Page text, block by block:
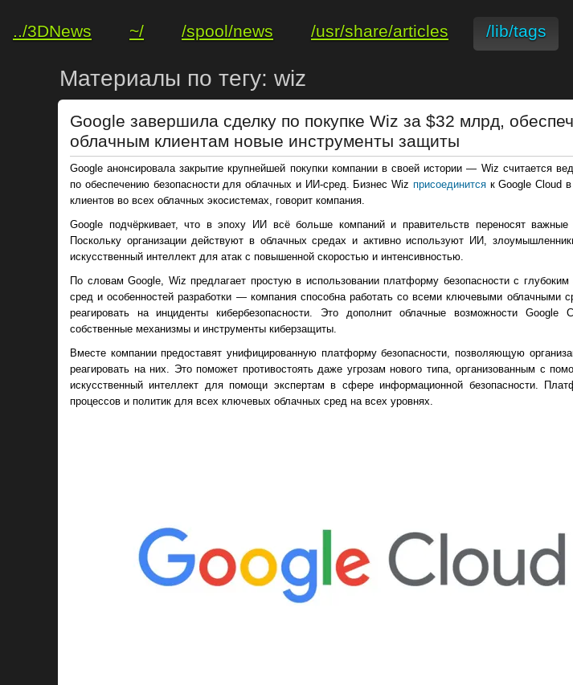
../3DNews ~/ /spool/news /usr/share/articles /lib/tags
Материалы по тегу: wiz
Google завершила сделку по покупке Wiz за $32 млрд,
облачным клиентам новые инструменты защиты
Google анонсировала закрытие крупнейшей покупки компании в своей истории — Wiz считается
по обеспечению безопасности для облачных и ИИ-сред. Бизнес Wiz присоединитсяк Google Cloud
клиентов во всех облачных экосистемах, говорит компания.
Google подчёркивает, что в эпоху ИИ всё больше компаний и правительств переносят
Поскольку организации действуют в облачных средах и активно используют ИИ,
искусственный интеллект для атак с повышенной скоростью и интенсивностью.
По словам Google, Wiz предлагает простую в использовании платформу безопасности с
сред и особенностей разработки — компания способна работать со всеми ключевыми облачными
реагировать на инциденты кибербезопасности. Это дополнит облачные возможности Google
собственные механизмы и инструменты киберзащиты.
Вместе компании предоставят унифицированную платформу безопасности, позволяющую
реагировать на них. Это поможет противостоять даже угрозам нового типа, организованным с
искусственный интеллект для помощи экспертам в сфере информационной безопасности.
процессов и политик для всех ключевых облачных сред на всех уровнях.